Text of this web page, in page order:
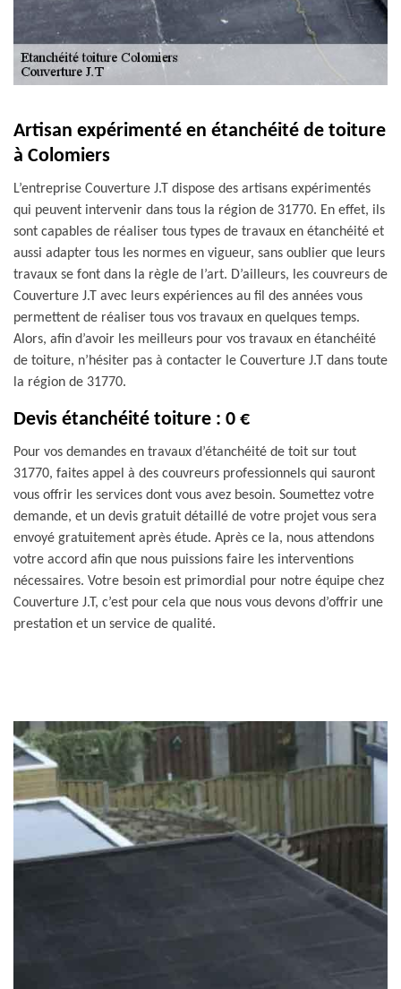
Artisan expérimenté en étanchéité de toiture
à Colomiers
L’entreprise Couverture J.T dispose des artisans expérimentés
qui peuvent intervenir dans tous la région de 31770. En effet, ils
sont capables de réaliser tous types de travaux en étanchéité et
aussi adapter tous les normes en vigueur, sans oublier que leurs
travaux se font dans la règle de l’art. D’ailleurs, les couvreurs de
Couverture J.T avec leurs expériences au fil des années vous
permettent de réaliser tous vos travaux en quelques temps.
Alors, afin d’avoir les meilleurs pour vos travaux en étanchéité
de toiture, n’hésiter pas à contacter le Couverture J.T dans toute
la région de 31770.
Devis étanchéité toiture : 0 €
Pour vos demandes en travaux d’étanchéité de toit sur tout
31770, faites appel à des couvreurs professionnels qui sauront
vous offrir les services dont vous avez besoin. Soumettez votre
demande, et un devis gratuit détaillé de votre projet vous sera
envoyé gratuitement après étude. Après ce la, nous attendons
votre accord afin que nous puissions faire les interventions
nécessaires. Votre besoin est primordial pour notre équipe chez
Couverture J.T, c’est pour cela que nous vous devons d’offrir une
prestation et un service de qualité.